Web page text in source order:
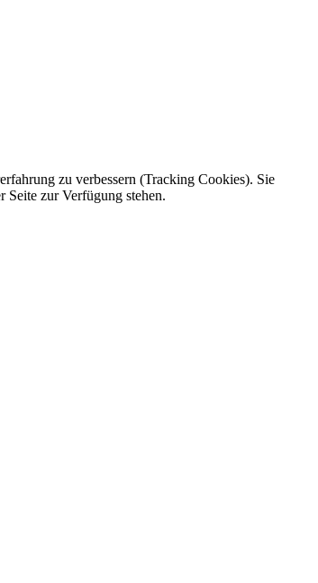
zu verbessern (Tracking Cookies). Sie
Seite zur Verfügung stehen.